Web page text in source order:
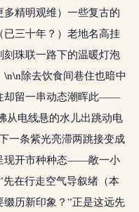
精明观维）一些复古的
三十年？）老地名高挂
珠联一路下的温暖灯泡
除去饮食间巷住也暗中
却留一串动态潮晖此——
从电线悬的水儿出跳动电
一条紫光亮滞两跳接变成
现开市种种态——敞一小
在行走空气导叙绪（本
历新印象？”正是这远先